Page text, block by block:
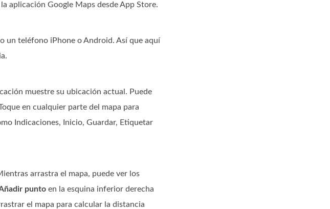
aplicación Google Maps desde App Store.
un teléfono iPhone o Android. Así que aquí
muestre su ubicación actual. Puede
en cualquier parte del mapa para
Indicaciones, Inicio, Guardar, Etiquetar
arrastra el mapa, puede ver los
punto en la esquina inferior derecha
el mapa para calcular la distancia